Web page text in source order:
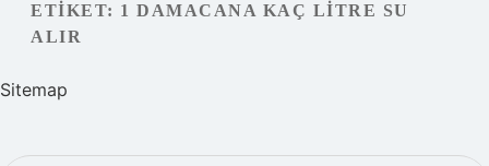
ETIKET: 1 DAMACANA KAÇ LITRE SU
ALIR
Sitemap